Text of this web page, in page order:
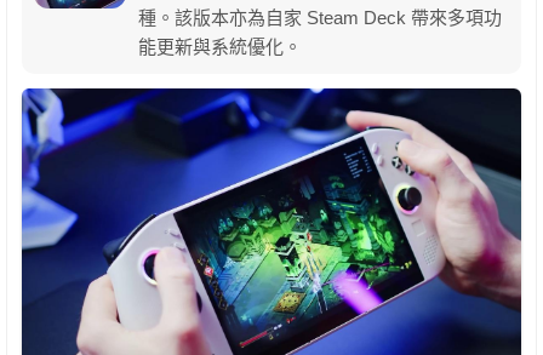
種。該版本亦為自家 Steam Deck 帶來多項功
能更新與系統優化。